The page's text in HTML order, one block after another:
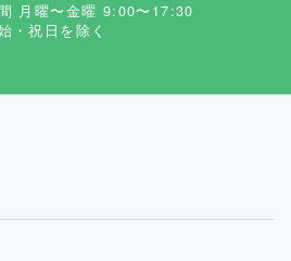
月曜〜金曜 9:00〜17:30
・祝日を除く